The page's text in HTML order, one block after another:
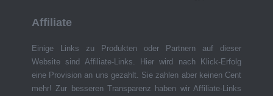
Affiliate
Einige Links zu Produkten oder Partnern auf dieser
Website sind Affiliate-Links. Hier wird nach Klick-Erfolg
eine Provision an uns gezahlt. Sie zahlen aber keinen Cent
mehr! Zur besseren Transparenz haben wir Affiliate-Links